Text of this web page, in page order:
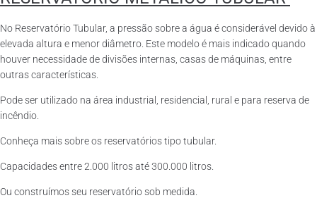
No Reservatório Tubular, a pressão sobre a água é considerável devido à
elevada altura e menor diâmetro. Este modelo é mais indicado quando
houver necessidade de divisões internas, casas de máquinas, entre
outras características.
Pode ser utilizado na área industrial, residencial, rural e para reserva de
incêndio.
Conheça mais sobre os reservatórios tipo tubular.
Capacidades entre 2.000 litros até 300.000 litros.
Ou construímos seu reservatório sob medida.